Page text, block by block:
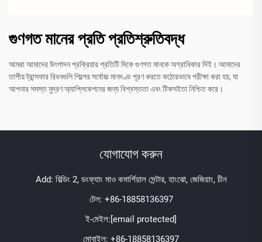
গুণগত মানের প্রতি প্রতিশ্রুতিবদ্ধ
আমরা আমাদের উৎপাদন প্রক্রিয়ার প্রতিটি দিকে গুণগত মানকে অগ্রাধিকার দিই। আমাদের
তাপীয় ট্রান্সফার রিবনগুলি শিল্পের সর্বোচ্চ মানদণ্ড পূরণ করতে কঠোরভাবে পরীক্ষা করা হয়, যা
আপনার সমস্ত মুদ্রণ অ্যাপ্লিকেশনের জন্য বিশ্বস্ততা এবং টিকসইতা নিশ্চিত করে।
যোগাযোগ করুন
Add: বিল্ডিং 2, ডংফ্যাং মাও কমার্শিয়াল সেন্টার, হাংঝো, জেজিয়াং, চীন
টেল: +86-18858136397
ই-মেইল:[email protected]
মোবাইল: +86-18858136397